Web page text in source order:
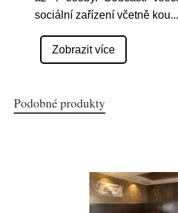
sociální zařízení včetně kou...
Zobrazit více
Podobné produkty